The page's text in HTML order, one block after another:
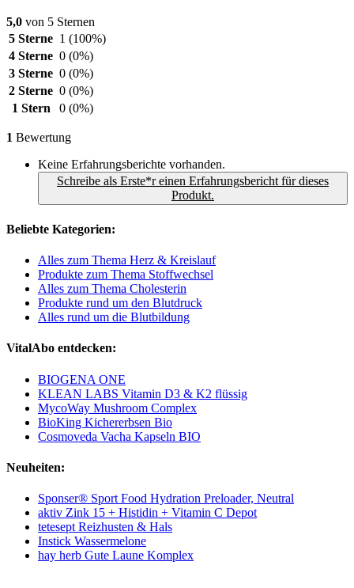
5,0 von 5 Sternen
5 Sterne 1 (100%)
4 Sterne 0 (0%)
3 Sterne 0 (0%)
2 Sterne 0 (0%)
1 Stern
0 (0%)
1 Bewertung
Keine Erfahrungsberichte vorhanden.
Schreibe als Erste*r einen Erfahrungsbericht für dieses
Produkt.
Beliebte Kategorien:
Alles zum Thema Herz & Kreislauf
Produkte zum Thema Stoffwechsel
Alles zum Thema Cholesterin
Produkte rund um den Blutdruck
Alles rund um die Blutbildung
VitalAbo entdecken:
BIOGENA ONE
KLEAN LABS Vitamin D3 & K2 flüssig
MycoWay Mushroom Complex
BioKing Kichererbsen Bio
Cosmoveda Vacha Kapseln BIO
Neuheiten:
Sponser® Sport Food Hydration Preloader, Neutral
aktiv Zink 15 + Histidin + Vitamin C Depot
tetesept Reizhusten & Hals
Instick Wassermelone
hay herb Gute Laune Komplex